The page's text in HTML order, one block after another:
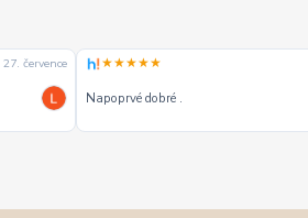
27. července ★★★★★
Napoprvé dobré .